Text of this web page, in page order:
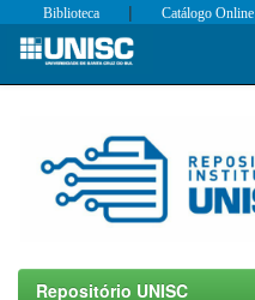
Skip
Biblioteca | Catálogo Online
Repositório UNISC